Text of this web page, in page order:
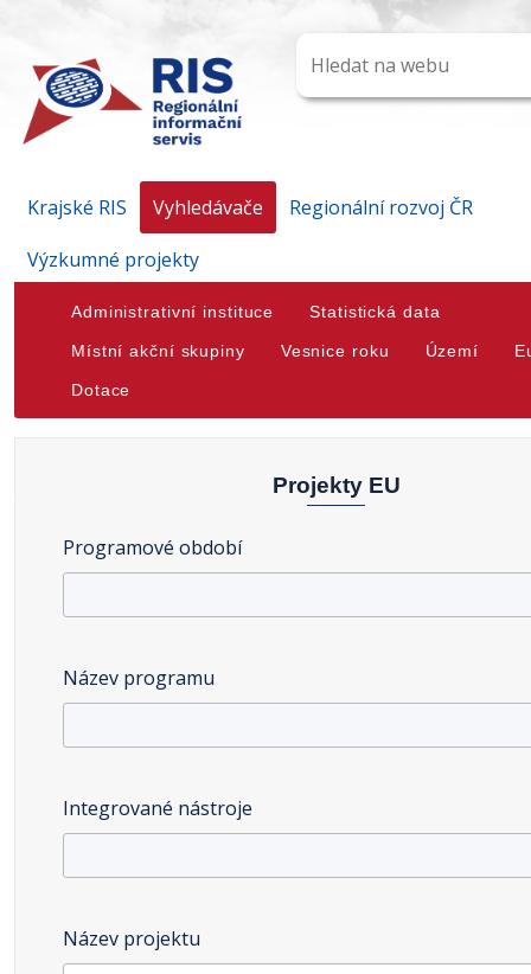
Krajské RIS Vyhledávače
Regionální rozvoj ČR
Výzkumné projekty
Administrativní instituce Statistická data
Místní akční skupiny Vesnice roku Území
Dotace
Projekty EU
Programové období
Název programu
Integrované nástroje
Název projektu